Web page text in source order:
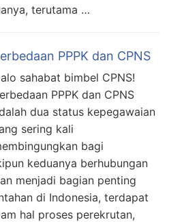
terutama …
PPPK dan CPNS
sahabat bimbel CPNS!
PPPK dan CPNS
dua status kepegawaian
sering kali
bagi
keduanya berhubungan
menjadi bagian penting
di Indonesia, terdapat
hal proses perekrutan,